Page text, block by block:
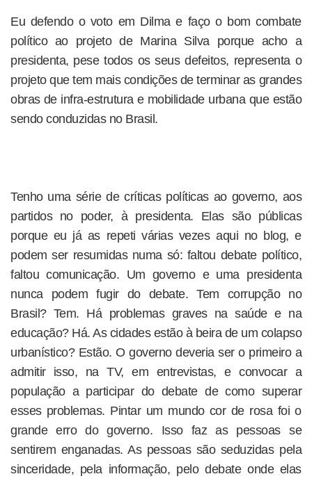
Eu defendo o voto em Dilma e faço o bom combate
político ao projeto de Marina Silva porque acho a
presidenta, pese todos os seus defeitos, representa o
projeto que tem mais condições de terminar as grandes
obras de infra-estrutura e mobilidade urbana que estão
sendo conduzidas no Brasil.
Tenho uma série de críticas políticas ao governo, aos
partidos no poder, à presidenta. Elas são públicas
porque eu já as repeti várias vezes aqui no blog, e
podem ser resumidas numa só: faltou debate político,
faltou comunicação. Um governo e uma presidenta
nunca podem fugir do debate. Tem corrupção no
Brasil? Tem. Há problemas graves na saúde e na
educação? Há. As cidades estão à beira de um colapso
urbanístico? Estão. O governo deveria ser o primeiro a
admitir isso, na TV, em entrevistas, e convocar a
população a participar do debate de como superar
esses problemas. Pintar um mundo cor de rosa foi o
grande erro do governo. Isso faz as pessoas se
sentirem enganadas. As pessoas são seduzidas pela
sinceridade, pela informação, pelo debate onde elas